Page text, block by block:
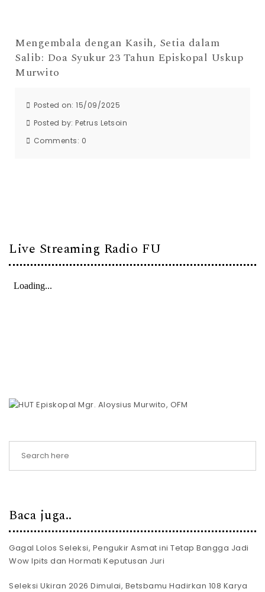
Mengembala dengan Kasih, Setia dalam
Salib: Doa Syukur 23 Tahun Episkopal Uskup
Murwito
Posted on: 15/09/2025
Posted by: Petrus Letsoin
Comments: 0
Live Streaming Radio FU
Baca juga..
Gagal Lolos Seleksi, Pengukir Asmat ini Tetap Bangga Jadi
Wow Ipits dan Hormati Keputusan Juri
Seleksi Ukiran 2026 Dimulai, Betsbamu Hadirkan 108 Karya